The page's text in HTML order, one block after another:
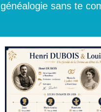
généalogie sans te